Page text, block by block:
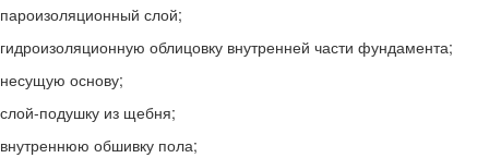
пароизоляционный слой;
гидроизоляционную облицовку внутренней части фундамента;
несущую основу;
слой-подушку из щебня;
внутреннюю обшивку пола;